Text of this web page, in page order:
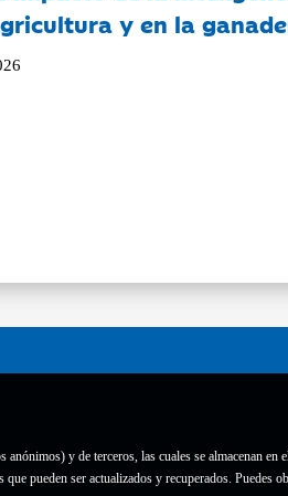
y de terceros, las cuales se almacenan
pueden ser actualizados y recuperados. Puedes
y en la